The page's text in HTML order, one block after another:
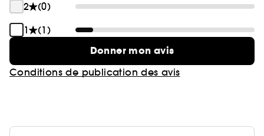
2
(0)
1
(1)
Donner mon avis
Conditions de publication des avis